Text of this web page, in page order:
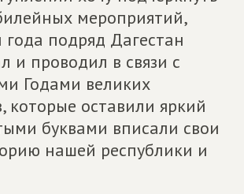
мероприятий,
года подряд Дагестан
и проводил в связи с
Годами великих
которые оставили яркий
буквами вписали свои
нашей республики и